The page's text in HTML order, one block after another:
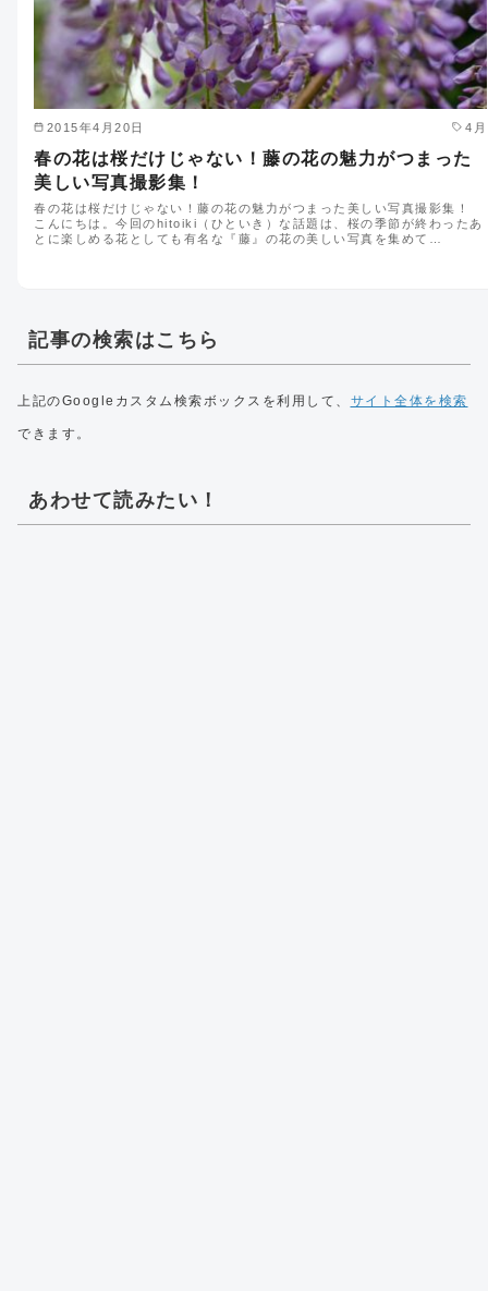
2015年4月20日 4月
春の花は桜だけじゃない！藤の花の魅力がつまった
美しい写真撮影集！
春の花は桜だけじゃない！藤の花の魅力がつまった美しい写真撮影集！
こんにちは。今回のhitoiki（ひといき）な話題は、桜の季節が終わったあ
とに楽しめる花としても有名な『藤』の花の美しい写真を集めて…
記事の検索はこちら
上記のGoogleカスタム検索ボックスを利用して、 サイト全体を検索
できます。
あわせて読みたい！